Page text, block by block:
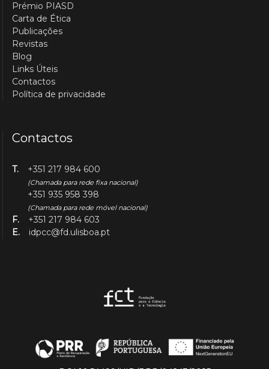
Prémio PIASD
Carta de Ética
Publicações
Revistas
Blog
Links Úteis
Contactos
Política de privacidade
Contactos
T. +351 217 984 600
(Chamada para rede fixa nacional)
+351 935 958 398
(Chamada para rede móvel nacional)
F.
+351 217 984 603
E.
idpcc@fd.ulisboa.pt